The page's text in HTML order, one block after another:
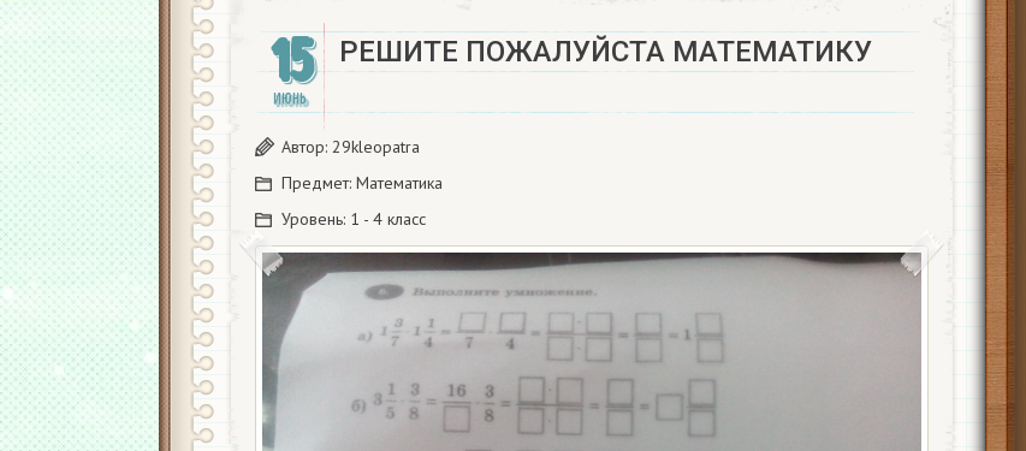
15
ИЮНЬ
РЕШИТЕ ПОЖАЛУЙСТА МАТЕМАТИКУ
Автор: 29kleopatra
Предмет: Математика
Уровень: 1 - 4 класс